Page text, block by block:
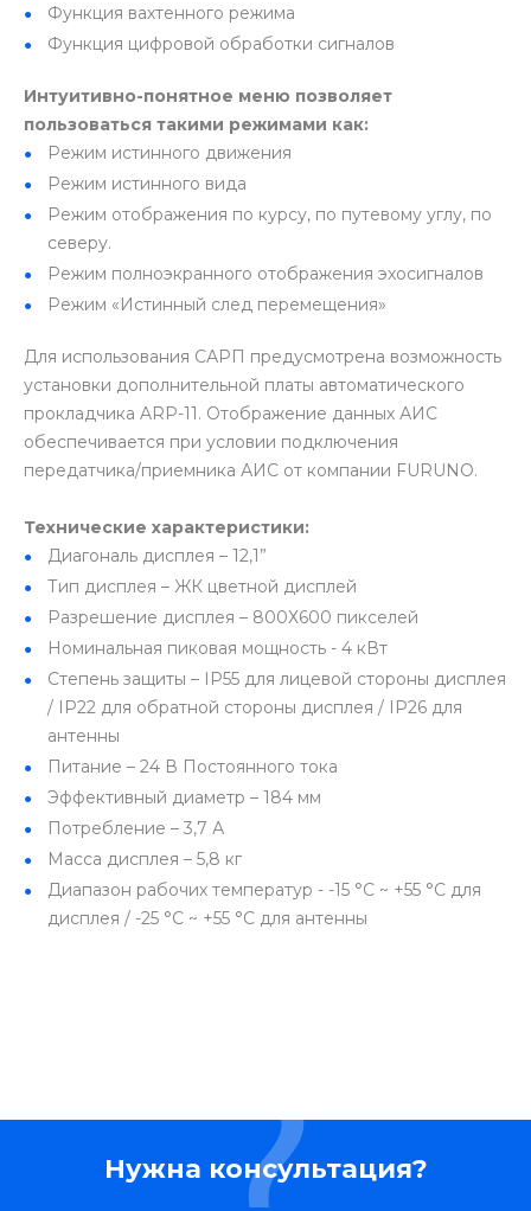
Функция вахтенного режима
Функция цифровой обработки сигналов
Интуитивно-понятное меню позволяет
пользоваться такими режимами как:
Режим истинного движения
Режим истинного вида
Режим отображения по курсу, по путевому углу, по
северу.
Режим полноэкранного отображения эхосигналов
Режим «Истинный след перемещения»
Для использования САРП предусмотрена возможность
установки дополнительной платы автоматического
прокладчика ARP-11. Отображение данных АИС
обеспечивается при условии подключения
передатчика/приемника АИС от компании FURUNO.
Технические характеристики:
Диагональ дисплея – 12,1”
Тип дисплея – ЖК цветной дисплей
Разрешение дисплея – 800Х600 пикселей
Номинальная пиковая мощность - 4 кВт
Степень защиты – IP55 для лицевой стороны дисплея
/ IP22 для обратной стороны дисплея / IP26 для
антенны
Питание – 24 В Постоянного тока
Эффективный диаметр – 184 мм
Потребление – 3,7 А
Масса дисплея – 5,8 кг
Диапазон рабочих температур - -15 °C ~ +55 °C для
дисплея / -25 °C ~ +55 °C для антенны
Нужна консультация?